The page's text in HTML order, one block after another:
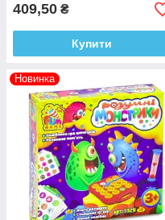
409,50 ₴
Купити
Новинка